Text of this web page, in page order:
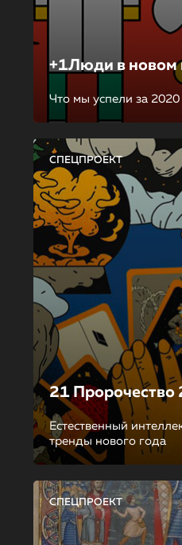
+1Люди в новом
Что мы успели за 2020
СПЕЦПРОЕКТ
21 Пророчество
Естественный
тренды нового года
СПЕЦПРОЕКТ